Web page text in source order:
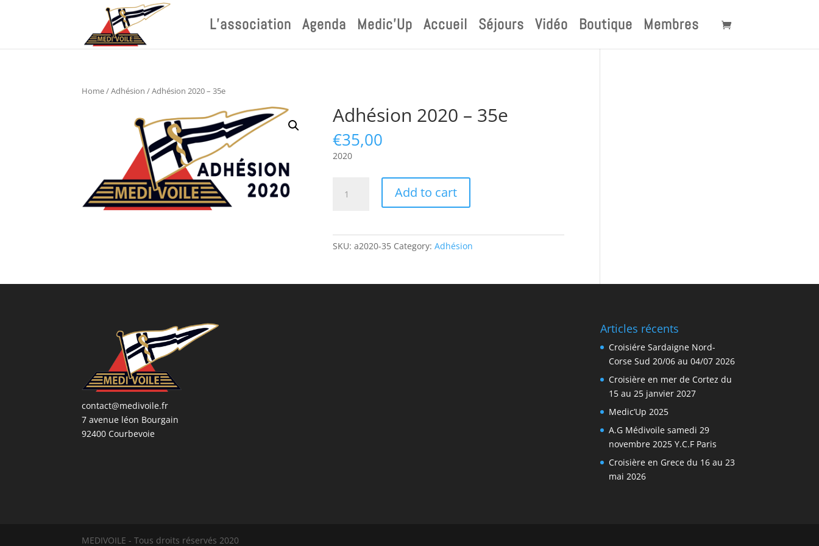
L’association Agenda Medic’Up Accueil Séjours Vidéo Boutique Membres
Home/Adhésion / Adhésion 2020 – 35e
Adhésion 2020 – 35e
€35,00
2020
2020
Add to cart
SKU:a2020-35 Category:Adhésion
contact@medivoile.fr
7 avenue léon Bourgain
92400 Courbevoie
Articles récents
Croisiére Sardaigne Nord-
Corse Sud 20/06 au 04/07 2026
Croisière en mer de Cortez du
15 au 25 janvier 2027
Medic’Up 2025
A.G Médivoile samedi 29
novembre 2025 Y.C.F Paris
Croisière en Grece du 16 au 23
mai 2026
MEDIVOILE - Tous droits réservés 2020